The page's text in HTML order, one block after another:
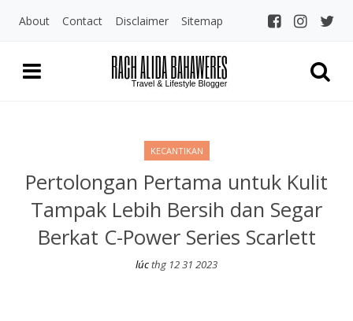
About Contact Disclaimer Sitemap
KECANTIKAN
Pertolongan Pertama untuk Kulit
Tampak Lebih Bersih dan Segar
Berkat C-Power Series Scarlett
lúcthg 12 31 2023